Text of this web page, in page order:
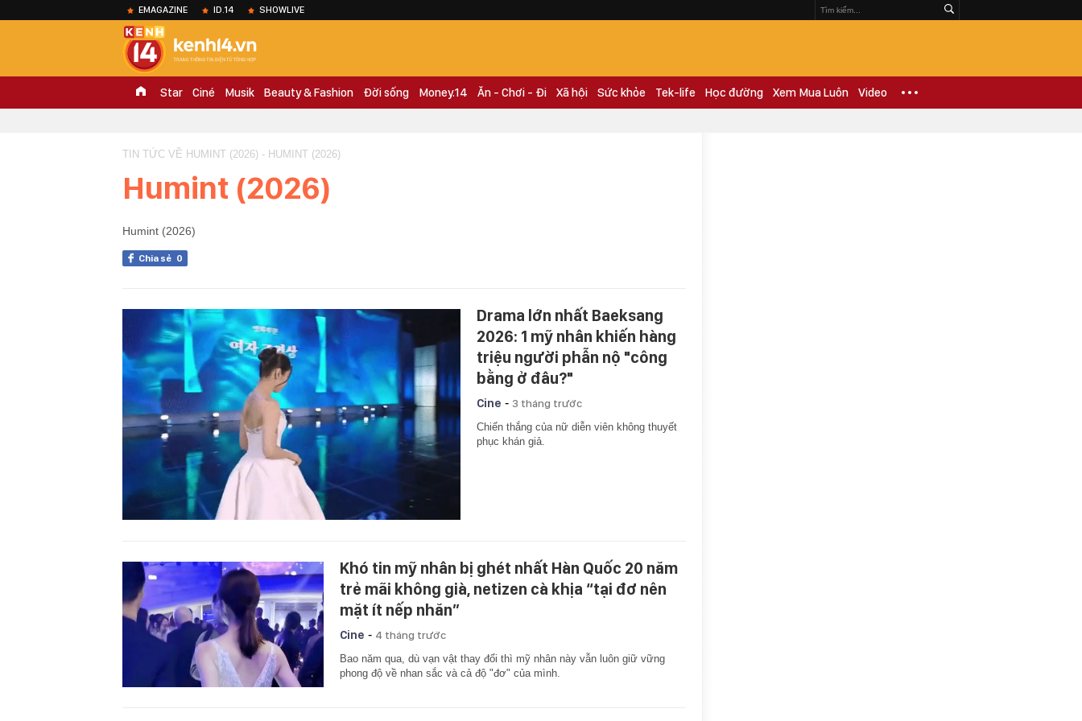
EMAGAZINE ID.14 SHOWLIVE
Star Ciné Musik Beauty & Fashion Đời sống Money.14 Ăn - Chơi - Đi Xã hội Sức khỏe Tek-life Học đường Xem Mua Luôn Video
TIN TỨC VỀ HUMINT (2026) - HUMINT (2026)
Humint (2026)
Humint (2026)
Chia sẻ 0
Drama lớn nhất Baeksang
2026: 1 mỹ nhân khiến hàng
triệu người phẫn nộ "công
bằng ở đâu?"
Cine - 3 tháng trước
Chiến thắng của nữ diễn viên không thuyết
phục khán giả.
Khó tin mỹ nhân bị ghét nhất Hàn Quốc 20 năm
trẻ mãi không già, netizen cà khịa “tại đơ nên
mặt ít nếp nhăn”
Cine - 4 tháng trước
Bao năm qua, dù vạn vật thay đổi thì mỹ nhân này vẫn luôn giữ vững
phong độ về nhan sắc và cả độ "đơ" của mình.